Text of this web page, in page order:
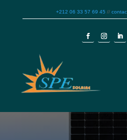
+212 06 33 57 69 45 //